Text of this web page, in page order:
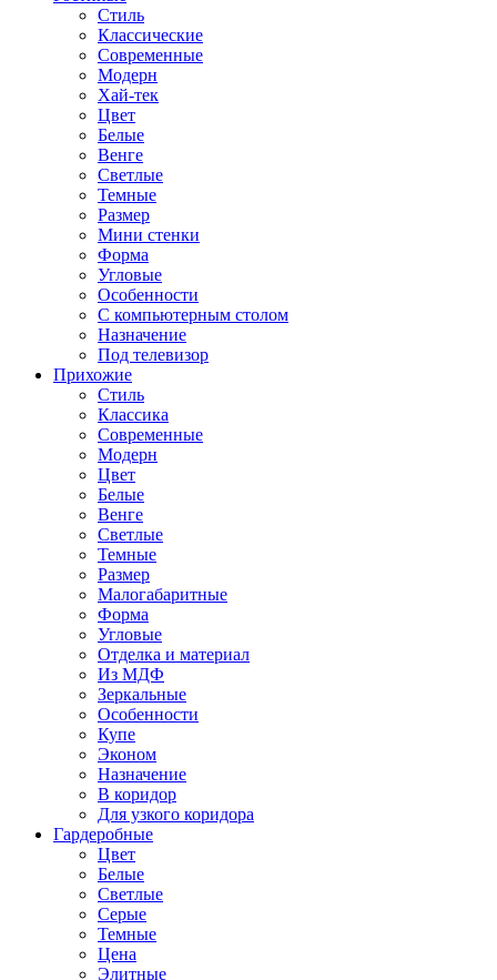
Стиль
Классические
Современные
Модерн
Хай-тек
Цвет
Белые
Венге
Светлые
Темные
Размер
Мини стенки
Форма
Угловые
Особенности
С компьютерным столом
Назначение
Под телевизор
Прихожие
Стиль
Классика
Современные
Модерн
Цвет
Белые
Венге
Светлые
Темные
Размер
Малогабаритные
Форма
Угловые
Отделка и материал
Из МДФ
Зеркальные
Особенности
Купе
Эконом
Назначение
В коридор
Для узкого коридора
Гардеробные
Цвет
Белые
Светлые
Серые
Темные
Цена
Элитные